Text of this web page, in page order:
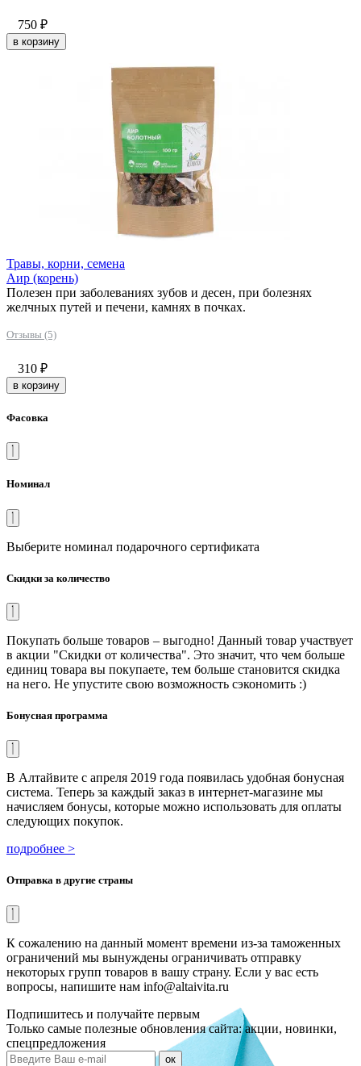
750 ₽
в корзину
Травы, корни, семена
Аир (корень)
Полезен при заболеваниях зубов и десен, при болезнях
желчных путей и печени, камнях в почках.
Отзывы (5)
310 ₽
в корзину
Фасовка
Номинал
Выберите номинал подарочного сертификата
Скидки за количество
Покупать больше товаров – выгодно! Данный товар участвует
в акции "Скидки от количества". Это значит, что чем больше
единиц товара вы покупаете, тем больше становится скидка
на него. Не упустите свою возможность сэкономить :)
Бонусная программа
В Алтайвите с апреля 2019 года появилась удобная бонусная
система. Теперь за каждый заказ в интернет-магазине мы
начисляем бонусы, которые можно использовать для оплаты
следующих покупок.
подробнее >
Отправка в другие страны
К сожалению на данный момент времени из-за таможенных
ограничений мы вынуждены ограничивать отправку
некоторых групп товаров в вашу страну. Если у вас есть
вопросы, напишите нам info@altaivita.ru
Подпишитесь и получайте первым
Только самые полезные обновления сайта: акции, новинки,
спецпредложения
ок